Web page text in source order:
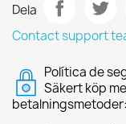
Dela
Contact support
Política de
Säkert köp